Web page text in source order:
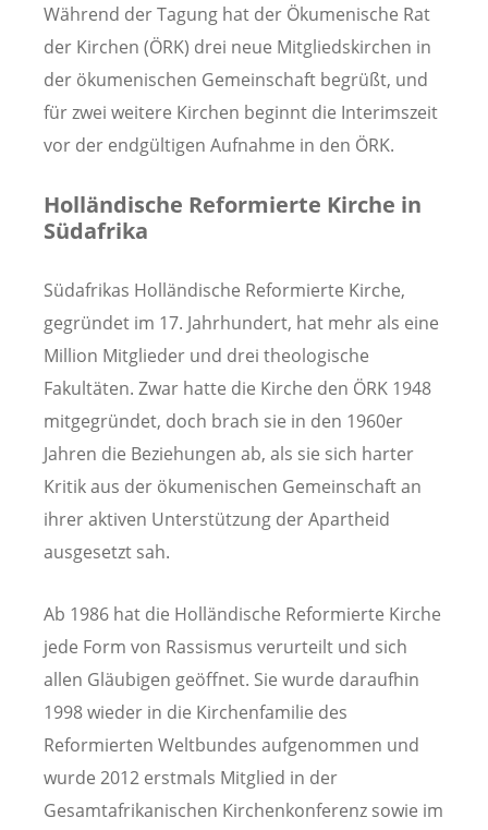
Während der Tagung hat der Ökumenische Rat
der Kirchen (ÖRK) drei neue Mitgliedskirchen in
der ökumenischen Gemeinschaft begrüßt, und
für zwei weitere Kirchen beginnt die Interimszeit
vor der endgültigen Aufnahme in den ÖRK.
Holländische Reformierte Kirche in
Südafrika
Südafrikas Holländische Reformierte Kirche,
gegründet im 17. Jahrhundert, hat mehr als eine
Million Mitglieder und drei theologische
Fakultäten. Zwar hatte die Kirche den ÖRK 1948
mitgegründet, doch brach sie in den 1960er
Jahren die Beziehungen ab, als sie sich harter
Kritik aus der ökumenischen Gemeinschaft an
ihrer aktiven Unterstützung der Apartheid
ausgesetzt sah.
Ab 1986 hat die Holländische Reformierte Kirche
jede Form von Rassismus verurteilt und sich
allen Gläubigen geöffnet. Sie wurde daraufhin
1998 wieder in die Kirchenfamilie des
Reformierten Weltbundes aufgenommen und
wurde 2012 erstmals Mitglied in der
Gesamtafrikanischen Kirchenkonferenz sowie im